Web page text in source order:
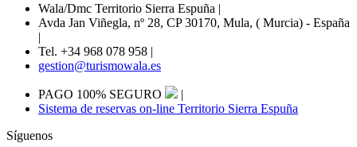
Wala/Dmc Territorio Sierra Espuña |
Avda Jan Viñegla, nº 28, CP 30170, Mula, ( Murcia) - España
|
Tel. +34 968 078 958 |
gestion@turismowala.es
PAGO 100% SEGURO
|
Sistema de reservas on-line Territorio Sierra Espuña
Síguenos